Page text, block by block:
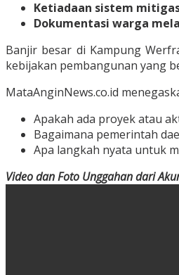
Ketiadaan sistem
Dokumentasi warga
Banjir besar di Kampung
kebijakan pembangunan yang
MataAnginNews.co.id
Apakah ada proyek atau
Bagaimana pemerintah
Apa langkah nyata untuk
Video dan Foto Unggahan dari